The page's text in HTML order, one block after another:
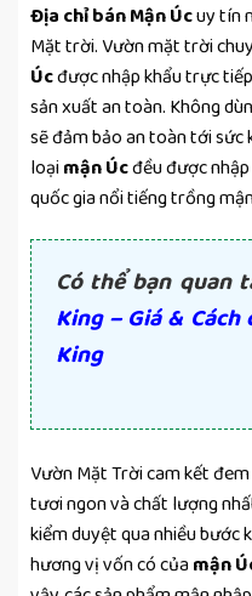
Địa chỉ bán Mận Úcuy tín
Mặt trời. Vườn mặt trời
Úcđược nhập khẩu trực
sản xuất an toàn. Không
sẽ đảm bảo an toàn tới sức
loạimận Úcđều được
quốc gia nổi tiếng trồng
Có thể bạn quan
King – Giá &
King
Vườn Mặt Trời cam kết
tươi ngon và chất lượng
kiểm duyệt qua nhiều bước
hương vị vốn có của mận